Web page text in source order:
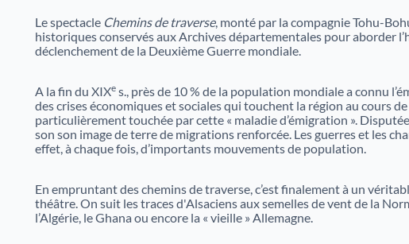
Le spectacle Chemins de traverse, monté par la compagnie Tohu-
historiques conservés aux Archives départementales pour aborder
déclenchement de la Deuxième Guerre mondiale.
A la fin du XIXe s., près de 10 % de la population mondiale a connu
des crises économiques et sociales qui touchent la région au cours
particulièrement touchée par cette « maladie d’émigration ».
son son image de terre de migrations renforcée. Les guerres et les
effet, à chaque fois, d’importants mouvements de population.
En empruntant des chemins de traverse, c’est finalement à un
théâtre. On suit les traces d'Alsaciens aux semelles de vent de la
l’Algérie, le Ghana ou encore la « vieille » Allemagne.